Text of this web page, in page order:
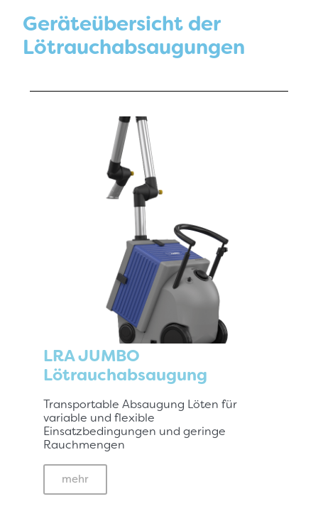
Geräteübersicht der
Lötrauchabsaugungen
LRA JUMBO
Lötrauchabsaugung
Transportable Absaugung Löten für
variable und flexible
Einsatzbedingungen und geringe
Rauchmengen
mehr